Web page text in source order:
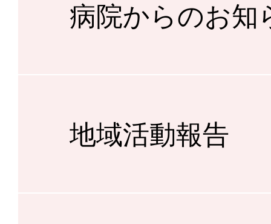
病院からのお知
地域活動報告